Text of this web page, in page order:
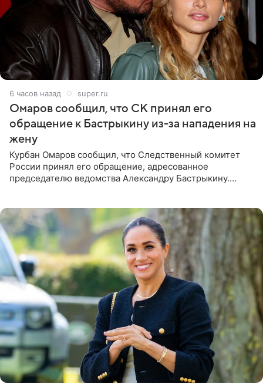
6 часов назад super.ru
Омаров сообщил, что СК принял его
обращение к Бастрыкину из-за нападения на
жену
Курбан Омаров сообщил, что Следственный комитет
России принял его обращение, адресованное
председателю ведомства Александру Бастрыкину.